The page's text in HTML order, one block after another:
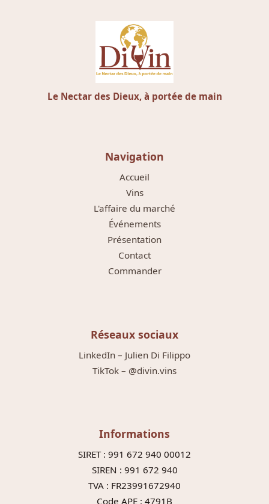
Le Nectar des Dieux, à portée de main
Navigation
Accueil
Vins
L'affaire du marché
Événements
Présentation
Contact
Commander
Réseaux sociaux
LinkedIn – Julien Di Filippo
TikTok – @divin.vins
Informations
SIRET : 991 672 940 00012
SIREN : 991 672 940
TVA : FR23991672940
Code APE : 4791B